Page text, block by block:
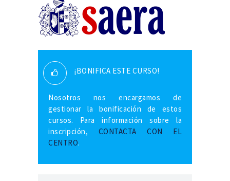
¡BONIFICA ESTE CURSO!
Nosotros nos encargamos de
gestionar la bonificación de estos
cursos. Para información sobre la
inscripción, CONTACTA CON EL
CENTRO.